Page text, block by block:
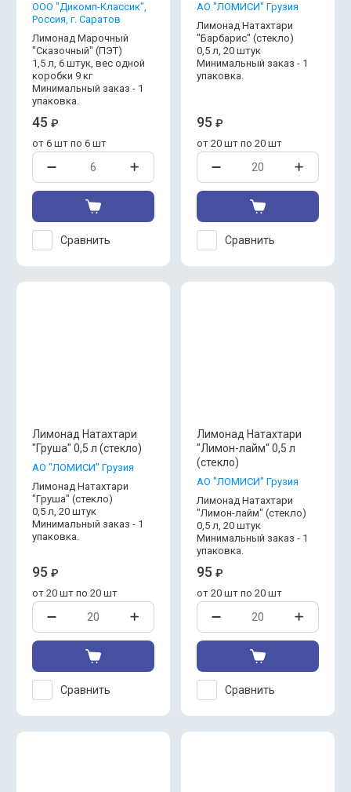
ООО "Дикомп-Классик",
Россия, г. Саратов
Лимонад Марочный
"Сказочный" (ПЭТ)
1,5 л, 6 штук, вес одной
коробки 9 кг
Минимальный заказ - 1
упаковка.
45 ₽
от 6 шт по 6 шт
Сравнить
АО "ЛОМИСИ" Грузия
Лимонад Натахтари
"Барбарис" (стекло)
0,5 л, 20 штук
Минимальный заказ - 1
упаковка.
95 ₽
от 20 шт по 20 шт
Сравнить
Лимонад Натахтари
"Груша" 0,5 л (стекло)
АО "ЛОМИСИ" Грузия
Лимонад Натахтари
"Груша" (стекло)
0,5 л, 20 штук
Минимальный заказ - 1
упаковка.
95 ₽
от 20 шт по 20 шт
Сравнить
Лимонад Натахтари
"Лимон-лайм" 0,5 л
(стекло)
АО "ЛОМИСИ" Грузия
Лимонад Натахтари
"Лимон-лайм" (стекло)
0,5 л, 20 штук
Минимальный заказ - 1
упаковка.
95 ₽
от 20 шт по 20 шт
Сравнить